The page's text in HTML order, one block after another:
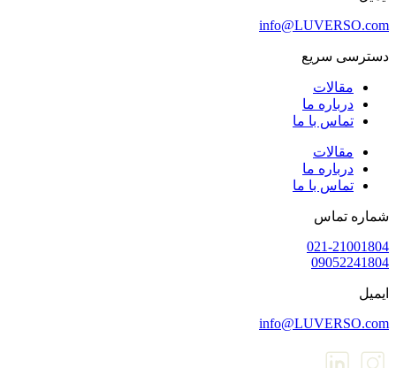
سریع
مقالات
درباره ما
تماس با ما
مقالات
درباره ما
تماس با ما
تماس
021-